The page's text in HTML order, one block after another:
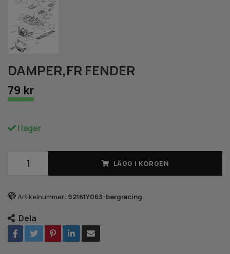
DAMPER,FR FENDER
79 kr
I lager
LÄGG I KORGEN
Artikelnummer: 92161Y063-bergracing
Dela